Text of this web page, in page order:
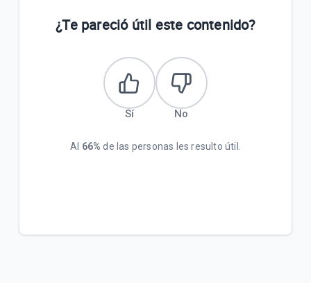
¿Te pareció útil este contenido?
Sí No
Al 66% de las personas les resulto útil.